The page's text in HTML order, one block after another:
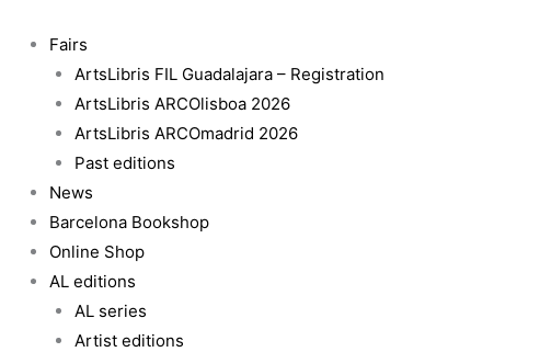
content
Fairs
ArtsLibris FIL Guadalajara – Registration
ArtsLibris ARCOlisboa 2026
ArtsLibris ARCOmadrid 2026
Past editions
News
Barcelona Bookshop
Online Shop
AL editions
AL series
Artist editions